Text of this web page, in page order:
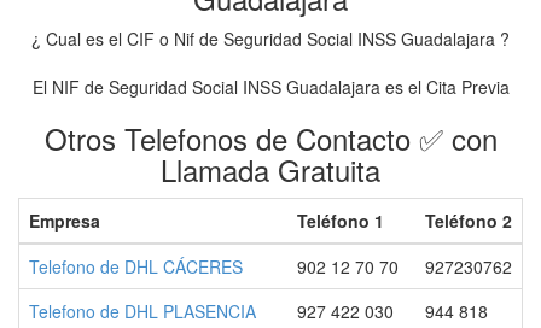
¿ Cual es el CIF o Nif de Seguridad Social INSS Guadalajara ?
El NIF de Seguridad Social INSS Guadalajara es el Cita Previa
Otros Telefonos de Contacto ✅ con
Llamada Gratuita
Empresa Teléfono 1
Teléfono 2
Telefono de DHL CÁCERES
902 12 70 70
927230762
Telefono de DHL PLASENCIA
927 422 030
944 818